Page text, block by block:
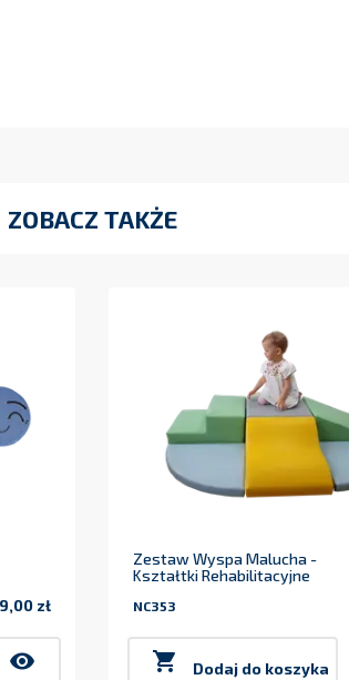
ZOBACZ TAKŻE
zł
visibility
Zestaw Wyspa Malucha -
Kształtki Rehabilitacyjne
NC353
 Dodaj do koszyka